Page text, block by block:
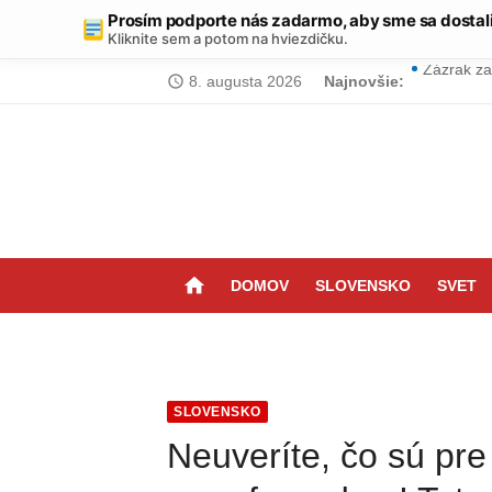
Prosím podporte nás zadarmo, aby sme sa
Kliknite sem a potom na hviezdičku.
access_time 8. augusta 2026 Najnovšie: Zázrak
USA
Malá
home DOMOV SLOVENSKO SVET
SLOVENSKO
Neuveríte, čo sú